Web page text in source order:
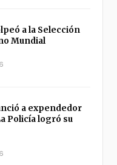
a la Selección
Mundial
a expendedor
Policía logró su